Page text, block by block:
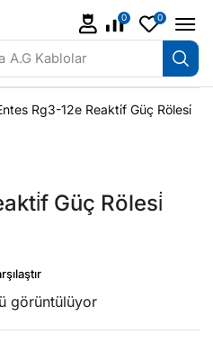
A.G Kablolar
0 0
Rg3-12e Reakti̇f Güç Rölesi̇
Güç Rölesi̇
görüntülüyor